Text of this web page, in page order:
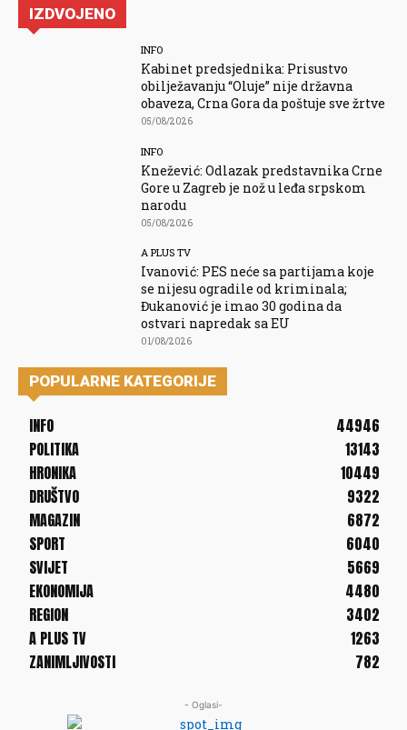
IZDVOJENO
INFO
Kabinet predsjednika: Prisustvo
obilježavanju “Oluje” nije državna
obaveza, Crna Gora da poštuje sve žrtve
05/08/2026
INFO
Knežević: Odlazak predstavnika Crne
Gore u Zagreb je nož u leđa srpskom
narodu
05/08/2026
A PLUS TV
Ivanović: PES neće sa partijama koje
se nijesu ogradile od kriminala;
Đukanović je imao 30 godina da
ostvari napredak sa EU
01/08/2026
POPULARNE KATEGORIJE
INFO
44946
POLITIKA
13143
HRONIKA
10449
DRUŠTVO
9322
MAGAZIN
6872
SPORT
6040
SVIJET
5669
EKONOMIJA
4480
REGION
3402
A PLUS TV
1263
ZANIMLJIVOSTI
782
- Oglasi-